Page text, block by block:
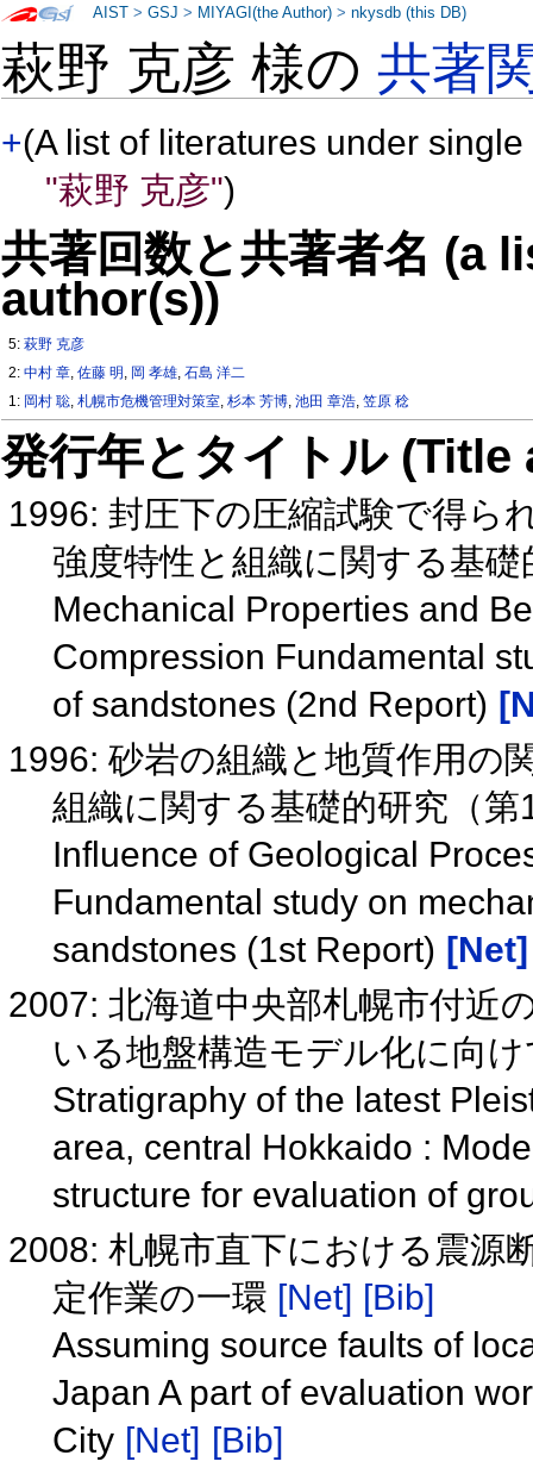
萩野 克彦 様の共著
+(A list of literatures under
"萩野 克彦")
共著回数と共著者名 (a
author(s))
5:萩野 克彦
2:中村 章,佐藤 明 , 岡 孝雄,石島 洋二
1: 岡村 聡,札幌市危機管理対策室,杉本 芳博,池田 章浩,笠原 稔
発行年とタイトル
1996: 封圧下の圧縮試験で得ら
強度特性と組織に関する基
Mechanical Properties and
Compression Fundamental
of sandstones (2nd Report)
1996: 砂岩の組織と地質作用の
組織に関する基礎的研究（
Influence of Geological
Fundamental study on
sandstones (1st Report) [Net]
2007: 北海道中央部札幌市付近
いる地盤構造モデル化に向
Stratigraphy of the latest
area, central Hokkaido :
structure for evaluation of
2008: 札幌市直下における震源
定作業の一環 [Net] [Bib]
Assuming source faults of
Japan A part of evaluation
City [Net] [Bib]
AIST >GSJ > MIYAGI(the Author) >nkysdb (this DB)